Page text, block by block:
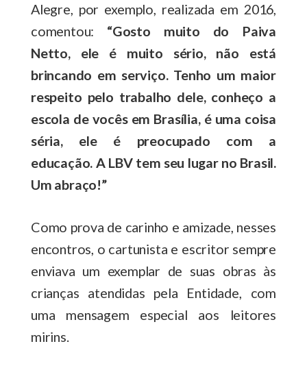
Alegre, por exemplo, realizada em 2016,
comentou: “Gosto muito do Paiva
Netto, ele é muito sério, não está
brincando em serviço. Tenho um maior
respeito pelo trabalho dele, conheço a
escola de vocês em Brasília, é uma coisa
séria, ele é preocupado com a
educação. A LBV tem seu lugar no Brasil.
Um abraço!”
Como prova de carinho e amizade, nesses
encontros, o cartunista e escritor sempre
enviava um exemplar de suas obras às
crianças atendidas pela Entidade, com
uma mensagem especial aos leitores
mirins.